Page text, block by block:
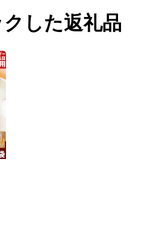
した返礼品